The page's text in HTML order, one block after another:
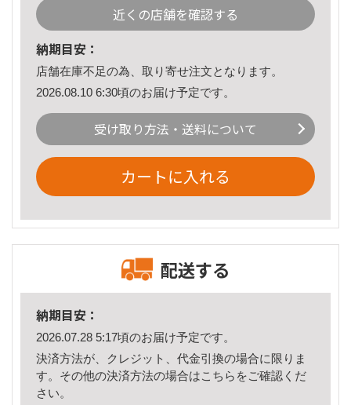
近くの店舗を確認する
納期目安：
店舗在庫不足の為、取り寄せ注文となります。
2026.08.10 6:30頃のお届け予定です。
受け取り方法・送料について
カートに入れる
配送する
納期目安：
2026.07.28 5:17頃のお届け予定です。
決済方法が、クレジット、代金引換の場合に限りま
す。その他の決済方法の場合はこちら をご確認くだ
さい。